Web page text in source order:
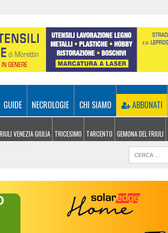
GUIDE NECROLOGIE CHI SIAMO ABBONATI
VENEZIA GIULIA TRICESIMO TARCENTO GEMONA DEL FRIULI